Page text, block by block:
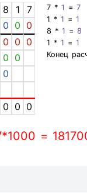
8 1
7
0 0 0
0 0 0
0 0
0
0 0 0
7 *1 =7
1 *1 =1
8 *1 =8
1 *1 =1
Конец
=